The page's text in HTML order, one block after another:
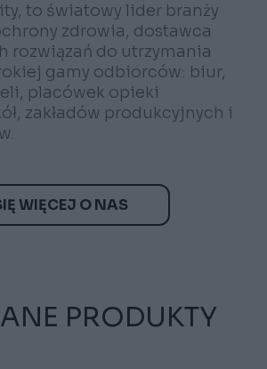
to światowy lider branży
zdrowia, dostawca
rozwiązań do utrzymania
gamy odbiorców: biur,
placówek opieki
zakładów produkcyjnych i
WIĘCEJ O NAS
PRODUKTY